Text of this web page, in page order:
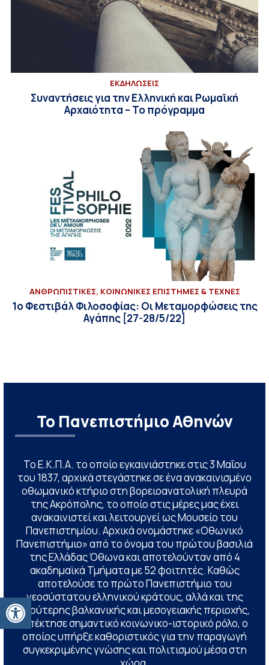
Ανοίξτε τη γραμμή εργαλείων
ΕΚΔΗΛΩΣΕΙΣ
Συναντήσεις για την Ελληνική και Ρωμαϊκή
Αρχαιότητα – Το πρόγραμμα
ΑΝΘΡΩΠΙΣΤΙΚΕΣ, ΚΟΙΝΩΝΙΚΕΣ ΕΠΙΣΤΗΜΕΣ & ΤΕΧΝΕΣ
1ο Φεστιβάλ Φιλοσοφίας: Οι Μεταμορφώσεις της
Αγάπης [27-28/5/22]
Το Πανεπιστήμιο Αθηνών
Το Ε.Κ.Π.Α. το οποίο εγκαινιάστηκε στις 3 Μαΐου
του 1837, αρχικά στεγάστηκε σε ένα ανακαινισμένο
οθωμανικό κτήριο στη βορειοανατολική πλευρά
της Ακρόπολης, το οποίο στις μέρες μας έχει
ανακαινιστεί και λειτουργεί ως Μουσείο του
Πανεπιστημίου. Αρχικά ονομάστηκε «Οθωνικό
Πανεπιστήμιο» από το όνομα του πρώτου βασιλιά
της Ελλάδας Όθωνα και αποτελούνταν από 4
ακαδημαϊκά Τμήματα με 52 φοιτητές. Καθώς
αποτελούσε το πρώτο Πανεπιστήμιο του
νεοσύστατου ελληνικού κράτους, αλλά και της
ευρύτερης βαλκανικής και μεσογειακής περιοχής,
απέκτησε σημαντικό κοινωνικο-ιστορικό ρόλο, ο
οποίος υπήρξε καθοριστικός για την παραγωγή
συγκεκριμένης γνώσης και πολιτισμού μέσα στη